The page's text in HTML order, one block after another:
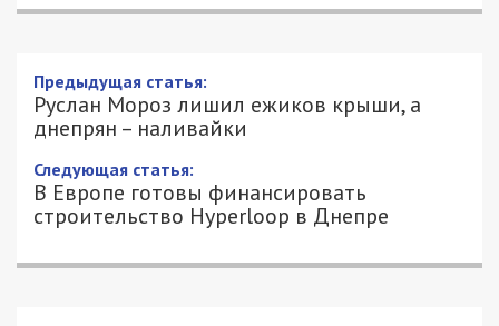
Предыдущая статья:
Руслан Мороз лишил ежиков крыши, а
днепрян – наливайки
Следующая статья:
В Европе готовы финансировать
строительство Hyperloop в Днепре